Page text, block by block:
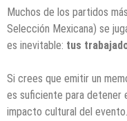
Muchos de los partidos
Selección Mexicana) se
es inevitable: tus
Si crees que emitir un
es suficiente para detener
impacto cultural del